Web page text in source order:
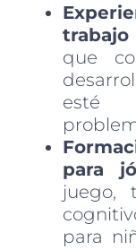
trabajo
que
esté
para
juego,
para